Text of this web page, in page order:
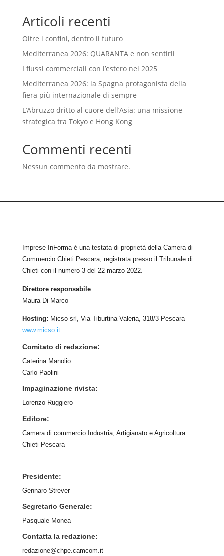
Articoli recenti
Oltre i confini, dentro il futuro
Mediterranea 2026: QUARANTA e non sentirli
I flussi commerciali con l’estero nel 2025
Mediterranea 2026: la Spagna protagonista della
fiera più internazionale di sempre
L’Abruzzo dritto al cuore dell’Asia: una missione
strategica tra Tokyo e Hong Kong
Commenti recenti
Nessun commento da mostrare.
Imprese InForma è una testata di proprietà della Camera di
Commercio Chieti Pescara, registrata presso il Tribunale di
Chieti con il numero 3del 22 marzo 2022.
Direttore responsabile:
Maura Di Marco
Hosting: Micso srl, Via Tiburtina Valeria, 318/3 Pescara –
www.micso.it
Comitato di redazione:
Caterina Manolio
Carlo Paolini
Impaginazione rivista:
Lorenzo Ruggiero
Editore:
Camera di commercio Industria, Artigianato e Agricoltura
Chieti Pescara
Presidente:
Gennaro Strever
Segretario Generale:
Pasquale Monea
Contatta la redazione:
redazione@chpe.camcom.it